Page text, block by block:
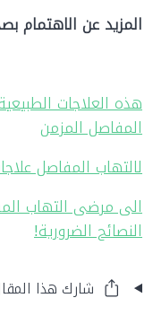
المزيد عن الاهتمام
هذه العلاجات
المفاصل المزمن
لالتهاب المفاصل
الى مرضى التهاب
النصائح الضرورية!
شارك هذا